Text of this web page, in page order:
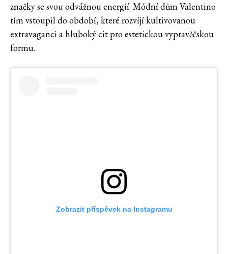
značky se svou odvážnou energií. Módní dům Valentino
tím vstoupil do období, které rozvíjí kultivovanou
extravaganci a hluboký cit pro estetickou vypravěčskou
formu.
Zobrazit příspěvek na Instagramu